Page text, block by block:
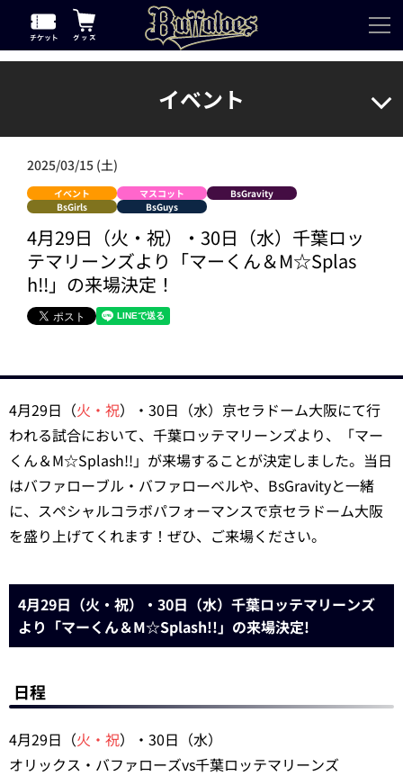
イベント
2025/03/15 (土)
イベント マスコット
BsGravity
BsGirls
BsGuys
4月29日（火・祝）・30日（水）千葉ロッ
テマリーンズより「マーくん＆M☆Splas
h!!」の来場決定！
4月29日（火・祝）・30日（水）京セラドーム大阪にて行
われる試合において、千葉ロッテマリーンズより、「マー
くん＆M☆Splash!!」が来場することが決定しました。当日
はバファローブル・バファローベルや、BsGravityと一緒
に、スペシャルコラボパフォーマンスで京セラドーム大阪
を盛り上げてくれます！ぜひ、ご来場ください。
4月29日（火・祝）・30日（水）千葉ロッテマリーンズ
より「マーくん＆M☆Splash!!」の来場決定!
日程
4月29日（火・祝）・30日（水）
オリックス・バファローズvs千葉ロッテマリーンズ